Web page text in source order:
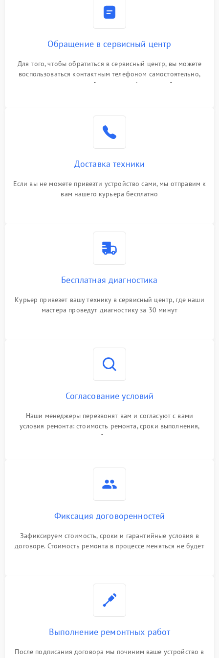
Обращение в сервисный центр
Для того, чтобы обратиться в сервисный центр, вы можете
воспользоваться контактным телефоном самостоятельно,
или оставить свой номер телефона на сайте
Доставка техники
Если вы не можете привезти устройство сами, мы отправим к
вам нашего курьера бесплатно
Бесплатная диагностика
Курьер привезет вашу технику в сервисный центр, где наши
мастера проведут диагностику за 30 минут
Согласование условий
Наши менеджеры перезвонят вам и согласуют с вами
условия ремонта: стоимость ремонта, сроки выполнения,
гарантийные условия
Фиксация договоренностей
Зафиксируем стоимость, сроки и гарантийные условия в
договоре. Стоимость ремонта в процессе меняться не будет
Выполнение ремонтных работ
После подписания договора мы починим ваше устройство в